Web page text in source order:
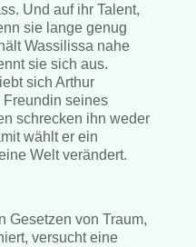
Und auf ihr Talent,
sie lange genug
Wassilissa nahe
sie sich aus.
sich Arthur
seines
schrecken ihn weder
wählt er ein
Welt verändert.
Gesetzen von Traum,
versucht eine